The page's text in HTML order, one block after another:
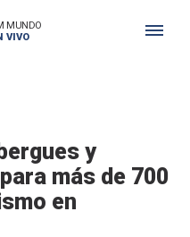
MUNDO
VIVO
y
más de 700
en